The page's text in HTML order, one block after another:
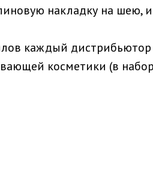
накладку на шею,
каждый дистрибьютор
косметики (в